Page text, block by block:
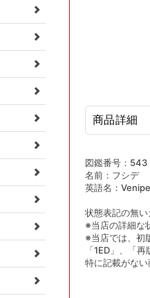
(1)
を商品詳細
図鑑番号：543
名前：フシデ
英語名：
状態表記の無い
※当店の詳細な
※当店では、初
「1ED」、「
特に記載がな